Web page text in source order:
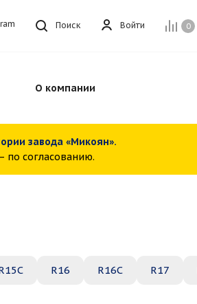
0
Войти
Поиск
О компании
завода «Микоян».
по согласованию.
R16 R16C R17